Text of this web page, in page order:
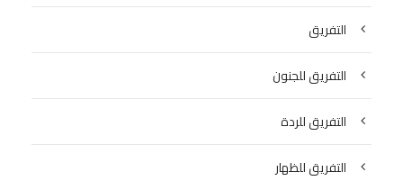
التفريق
التفريق للجنون
التفريق للردة
التفريق للظهار